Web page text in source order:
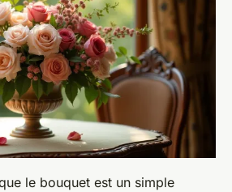
le bouquet est un simple